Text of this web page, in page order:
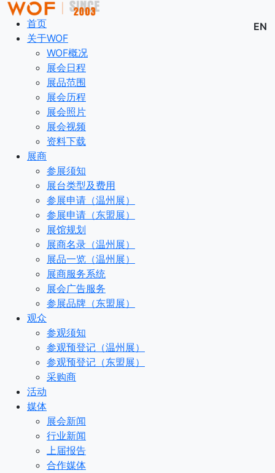
EN
首页
关于WOF
WOF概况
展会日程
展品范围
展会历程
展会照片
展会视频
资料下载
展商
参展须知
展台类型及费用
参展申请（温州展）
参展申请（东盟展）
展馆规划
展商名录（温州展）
展品一览（温州展）
展商服务系统
展会广告服务
参展品牌（东盟展）
观众
参观须知
参观预登记（温州展）
参观预登记（东盟展）
采购商
活动
媒体
展会新闻
行业新闻
上届报告
合作媒体